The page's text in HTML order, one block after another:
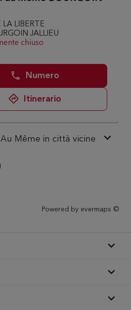
LA LIBERTE
JALLIEU
chiuso
Numero
Itinerario
Même in città vicine
Powered by evermaps ©